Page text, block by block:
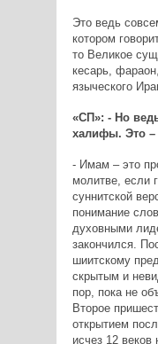
Это ведь
котором
то Великое
кесарь,
языческого
«СП»: - Но
халифы. Это –
- Имам – это
молитве, если
суннитской
понимание
духовными
закончился.
шиитскому
скрытым и
пор, пока не
Второе
открытием
исчез 12